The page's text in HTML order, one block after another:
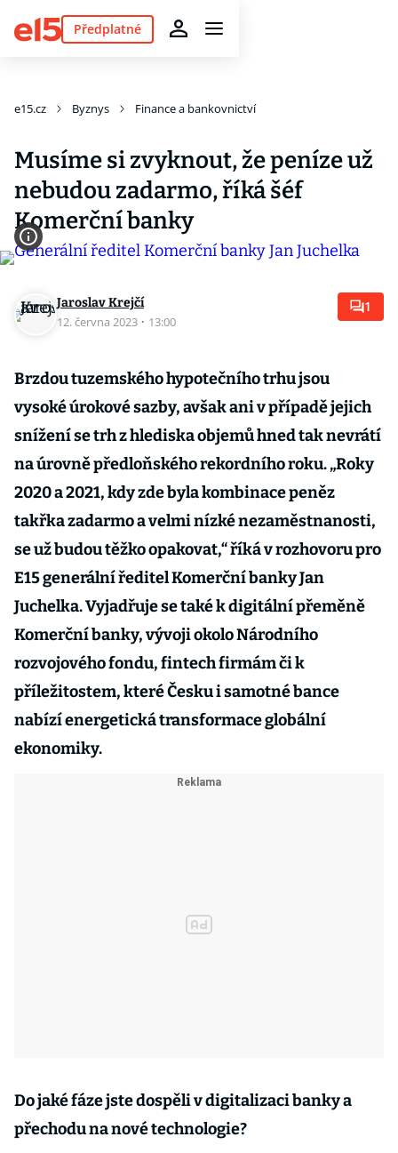
Předplatné
e15.cz Byznys Finance a bankovnictví
Musíme si zvyknout, že peníze už
nebudou zadarmo, říká šéf
Komerční banky
Jaroslav Krejčí
12. června 2023 · 13:00
1
Brzdou tuzemského hypotečního trhu jsou
vysoké úrokové sazby, avšak ani v případě jejich
snížení se trh z hlediska objemů hned tak nevrátí
na úrovně předloňského rekordního roku. „Roky
2020 a 2021, kdy zde byla kombinace peněz
takřka zadarmo a velmi nízké nezaměstnanosti,
se už budou těžko opakovat,“ říká v rozhovoru pro
E15 generální ředitel Komerční banky Jan
Juchelka. Vyjadřuje se také k digitální přeměně
Komerční banky, vývoji okolo Národního
rozvojového fondu, fintech firmám či k
příležitostem, které Česku i samotné bance
nabízí energetická transformace globální
ekonomiky.
Do jaké fáze jste dospěli v digitalizaci banky a
přechodu na nové technologie?